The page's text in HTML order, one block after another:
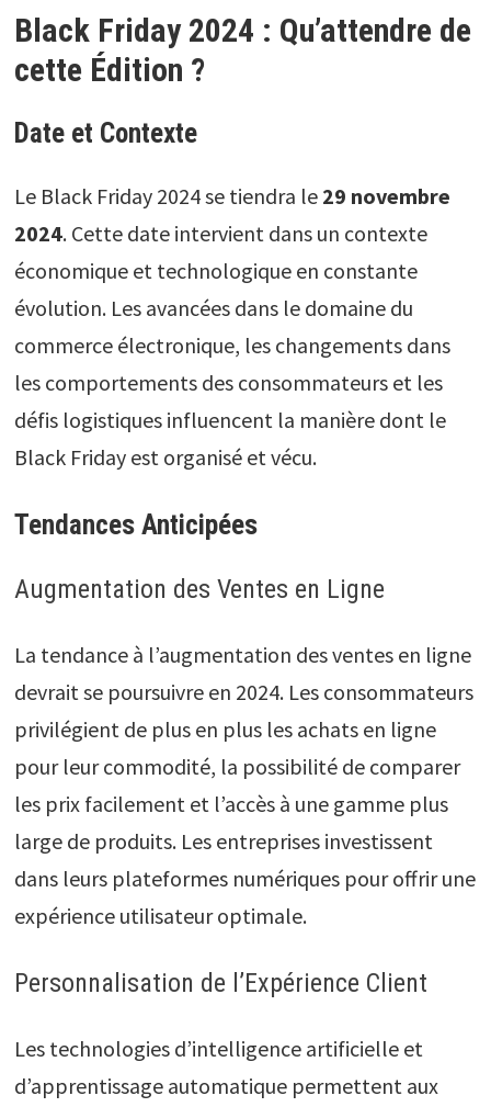
Black Friday 2024 : Qu’attendre de
cette Édition ?
Date et Contexte
Le Black Friday 2024 se tiendra le 29 novembre
2024. Cette date intervient dans un contexte
économique et technologique en constante
évolution. Les avancées dans le domaine du
commerce électronique, les changements dans
les comportements des consommateurs et les
défis logistiques influencent la manière dont le
Black Friday est organisé et vécu.
Tendances Anticipées
Augmentation des Ventes en Ligne
La tendance à l’augmentation des ventes en ligne
devrait se poursuivre en 2024. Les consommateurs
privilégient de plus en plus les achats en ligne
pour leur commodité, la possibilité de comparer
les prix facilement et l’accès à une gamme plus
large de produits. Les entreprises investissent
dans leurs plateformes numériques pour offrir une
expérience utilisateur optimale.
Personnalisation de l’Expérience Client
Les technologies d’intelligence artificielle et
d’apprentissage automatique permettent aux